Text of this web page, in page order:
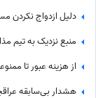
منبع نزدیک به تیم
از هزینه عبور تا
هشدار بی‌سابقه